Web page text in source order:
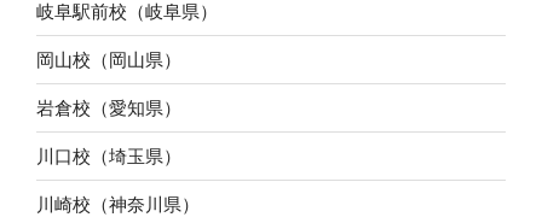
岐阜駅前校（岐阜県）
岡山校（岡山県）
岩倉校（愛知県）
川口校（埼玉県）
川崎校（神奈川県）